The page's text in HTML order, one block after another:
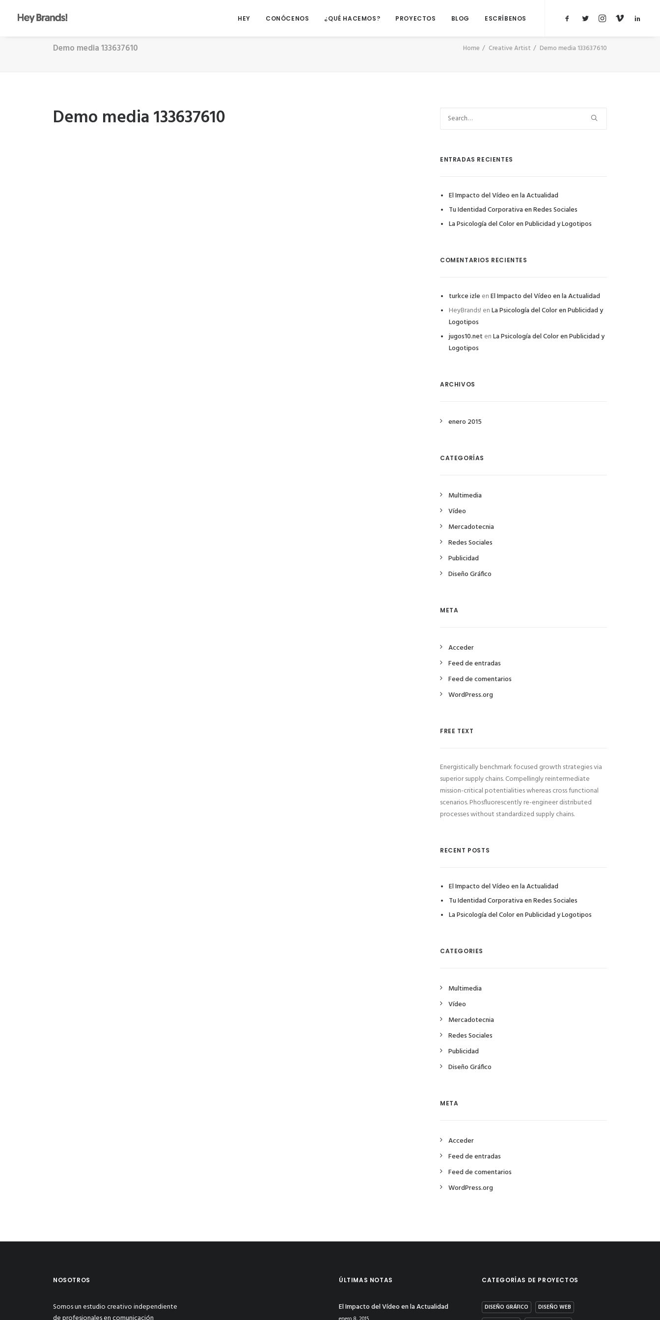
HEY CONÓCENOS ¿QUÉ HACEMOS? PROYECTOS BLOG ESCRÍBENOS
Demo media 133637610 Home Creative Artist Demo media 133637610
Demo media 133637610
ENTRADAS RECIENTES
El Impacto del Vídeo en la Actualidad
Tu Identidad Corporativa en Redes Sociales
La Psicología del Color en Publicidad y Logotipos
COMENTARIOS RECIENTES
turkce izle enEl Impacto del Vídeo en la Actualidad
HeyBrands! enLa Psicología del Color en Publicidad y
Logotipos
jugos10.net enLa Psicología del Color en Publicidad y
Logotipos
ARCHIVOS
enero 2015
CATEGORÍAS
Multimedia
Vídeo
Mercadotecnia
Redes Sociales
Publicidad
Diseño Gráfico
META
Acceder
Feed de entradas
Feed de comentarios
WordPress.org
FREE TEXT
Energistically benchmark focused growth strategies via
superior supply chains. Compellingly reintermediate
mission-critical potentialities whereas cross functional
scenarios. Phosfluorescently re-engineer distributed
processes without standardized supply chains.
RECENT POSTS
El Impacto del Vídeo en la Actualidad
Tu Identidad Corporativa en Redes Sociales
La Psicología del Color en Publicidad y Logotipos
CATEGORIES
Multimedia
Vídeo
Mercadotecnia
Redes Sociales
Publicidad
Diseño Gráfico
META
Acceder
Feed de entradas
Feed de comentarios
WordPress.org
NOSOTROS
Somos un estudio creativo independiente
ÚLTIMAS NOTAS
El Impacto del Vídeo en la Actualidad
CATEGORÍAS DE PROYECTOS
DISEÑO GRÁFICO
DISEÑO WEB